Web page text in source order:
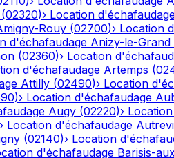
(02320)› Location
Rouy (02700)› Location
d'échafaudage Anizy-le-Grand
(02360)› Location
d'échafaudage Artemps (
Attilly (02490)› Location
)› Location d'échafaudage
Augy (02220)›
› Location d'échafaudage
(02140)› Location
d'échafaudage Barisis-